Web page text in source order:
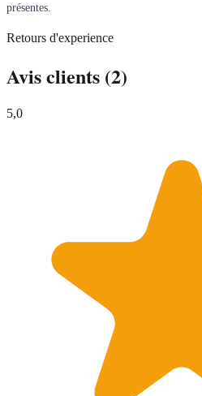
présentes.
Retours d'experience
Avis clients (2)
5,0